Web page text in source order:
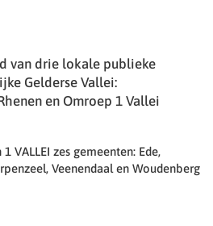
van drie lokale publieke
Gelderse Vallei:
en Omroep 1 Vallei
VALLEI zes gemeenten: Ede,
Veenendaal en Woudenberg